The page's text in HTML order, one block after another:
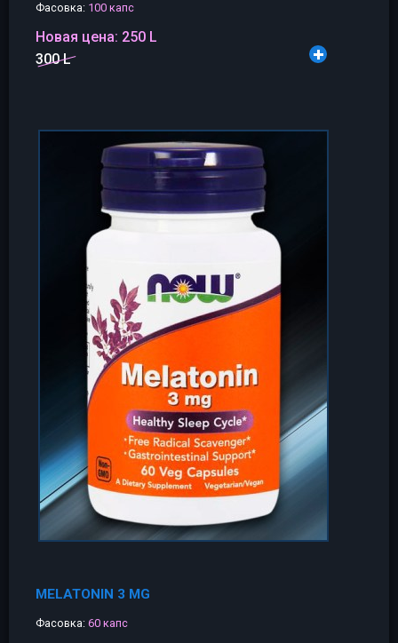
Фасовка: 100 капс
Новая цена: 250 L
300 L
MELATONIN 3 MG
Фасовка: 60 капс